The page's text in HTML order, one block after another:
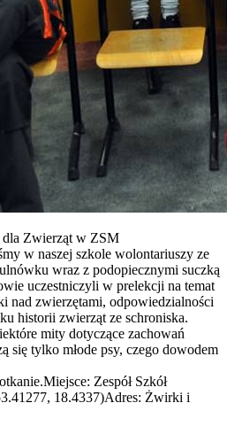
dla Zwierząt w ZSM
w naszej szkole wolontariuszy ze
wraz z podopiecznymi suczką
uczestniczyli w prelekcji na temat
nad zwierzętami, odpowiedzialności
historii zwierząt ze schroniska.
mity dotyczące zachowań
się tylko młode psy, czego dowodem
Zespół Szkół
18.4337)Adres: Żwirki i